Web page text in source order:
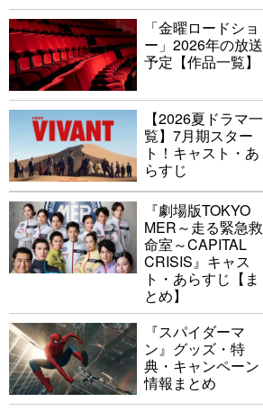
「金曜ロードショ
ー」2026年の放送
予定【作品一覧】
【2026夏ドラマ一
覧】7月期スター
ト！キャスト・あ
らすじ
『劇場版TOKYO
MER～走る緊急救
命室～CAPITAL
CRISIS』キャス
ト・あらすじ【ま
とめ】
『スパイダーマ
ン』グッズ・特
典・キャンペーン
情報まとめ